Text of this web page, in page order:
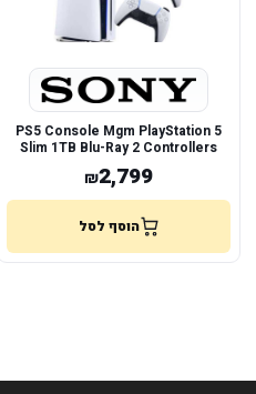
PS5 Console Mgm PlayStation 5
Slim 1TB Blu-Ray 2 Controllers
Dual Charger
₪2,799
הוסף לסל